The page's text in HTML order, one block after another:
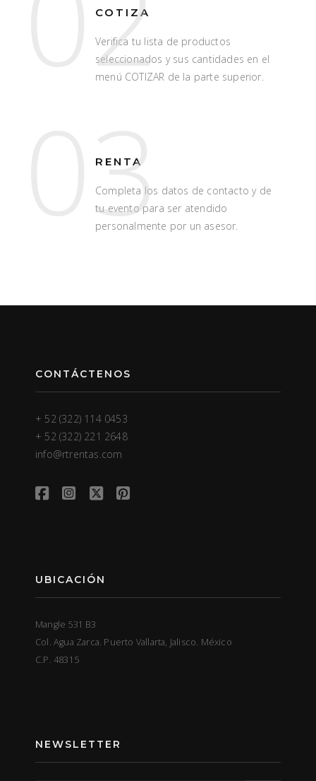
COTIZA
Verifica tu lista de productos
seleccionados y sus cantidades en el
menú COTIZAR de la parte superior.
03
RENTA
Completa los datos de contacto y de
tu evento para ser atendido
personalmente por un asesor.
CONTÁCTENOS
+ 52 (322) 114 0453
+ 52 (322) 221 2648
info@rtrentas.com
UBICACIÓN
Mangle 531 B3
Col. Agua Zarca. Puerto Vallarta, Jalisco. México
C.P. 48315
NEWSLETTER